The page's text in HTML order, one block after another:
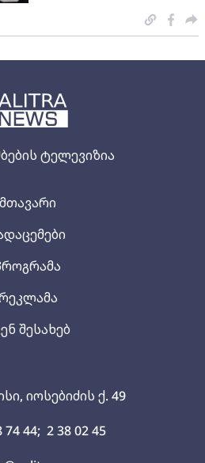
ტელევიზია
იოსებიძის ქ. 49
74 44; 2 38 02 45
მთავარი
შესახებ